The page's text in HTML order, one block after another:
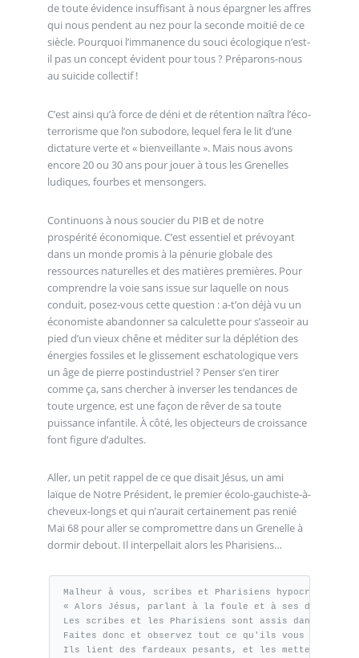
de toute évidence insuffisant à nous épargner les affres
qui nous pendent au nez pour la seconde moitié de ce
siècle. Pourquoi l’immanence du souci écologique n’est-
il pas un concept évident pour tous ? Préparons-nous
au suicide collectif !
C’est ainsi qu’à force de déni et de rétention naîtra l’éco-
terrorisme que l’on subodore, lequel fera le lit d’une
dictature verte et « bienveillante ». Mais nous avons
encore 20 ou 30 ans pour jouer à tous les Grenelles
ludiques, fourbes et mensongers.
Continuons à nous soucier du PIB et de notre
prospérité économique. C’est essentiel et prévoyant
dans un monde promis à la pénurie globale des
ressources naturelles et des matières premières. Pour
comprendre la voie sans issue sur laquelle on nous
conduit, posez-vous cette question : a-t’on déjà vu un
économiste abandonner sa calculette pour s’asseoir au
pied d’un vieux chêne et méditer sur la déplétion des
énergies fossiles et le glissement eschatologique vers
un âge de pierre postindustriel ? Penser s’en tirer
comme ça, sans chercher à inverser les tendances de
toute urgence, est une façon de rêver de sa toute
puissance infantile. À côté, les objecteurs de croissance
font figure d’adultes.
Aller, un petit rappel de ce que disait Jésus, un ami
laïque de Notre Président, le premier écolo-gauchiste-à-
cheveux-longs et qui n’aurait certainement pas renié
Mai 68 pour aller se compromettre dans un Grenelle à
dormir debout. Il interpellait alors les Pharisiens…
Malheur à vous, scribes et Pharisiens hypocrites !
« Alors Jésus, parlant à la foule et à ses
Les scribes et les Pharisiens sont assis dans la
Faites donc et observez tout ce qu'ils vous disent
Ils lient des fardeaux pesants, et les mettent sur